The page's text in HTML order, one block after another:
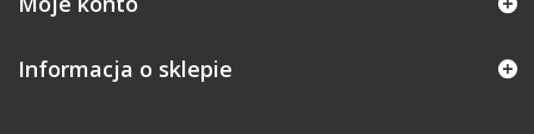
Informacja o sklepie